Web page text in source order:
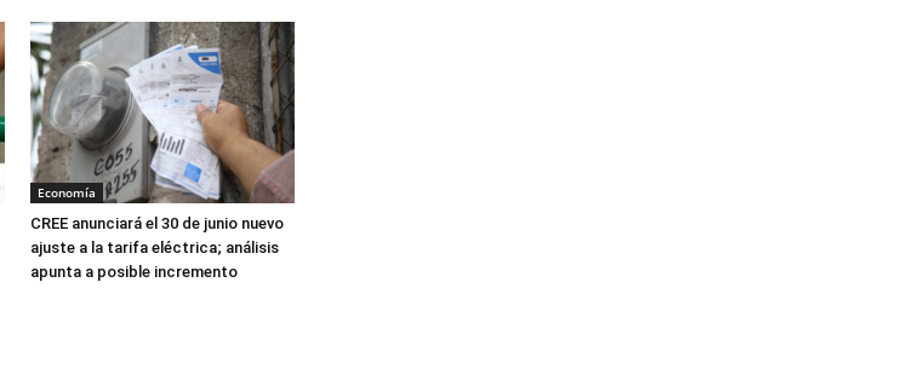
Economía
CREE anunciará el 30 de junio nuevo
ajuste a la tarifa eléctrica; análisis
apunta a posible incremento